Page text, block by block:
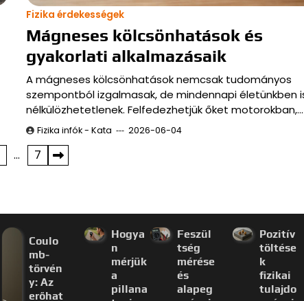
Fizika érdekességek
Mágneses kölcsönhatások és
gyakorlati alkalmazásaik
A mágneses kölcsönhatások nemcsak tudományos
szempontból izgalmasak, de mindennapi életünkben
nélkülözhetetlenek. Felfedezhetjük őket motorokban,…
Fizika infók - Kata 2026-06-04
… 7
Coulo
mb-
törvén
y: Az
erőhat
Hogya
n
mérjük
a
pillana
Feszül
tség
mérése
és
alapeg
Pozitív
töltése
k
fizikai
tulajdo